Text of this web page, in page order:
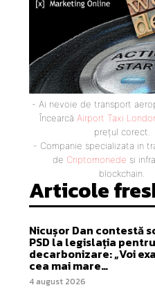
- Ai nevoie de transport
Încearcă Airport Taxi
prețul corect.
- Companie specializata in
de Criptomonede si
blockchain.
Articole
Nicușor Dan contestă
PSD la legislația pentru
decarbonizare: „Voi
cea mai mare…
4 august 2026